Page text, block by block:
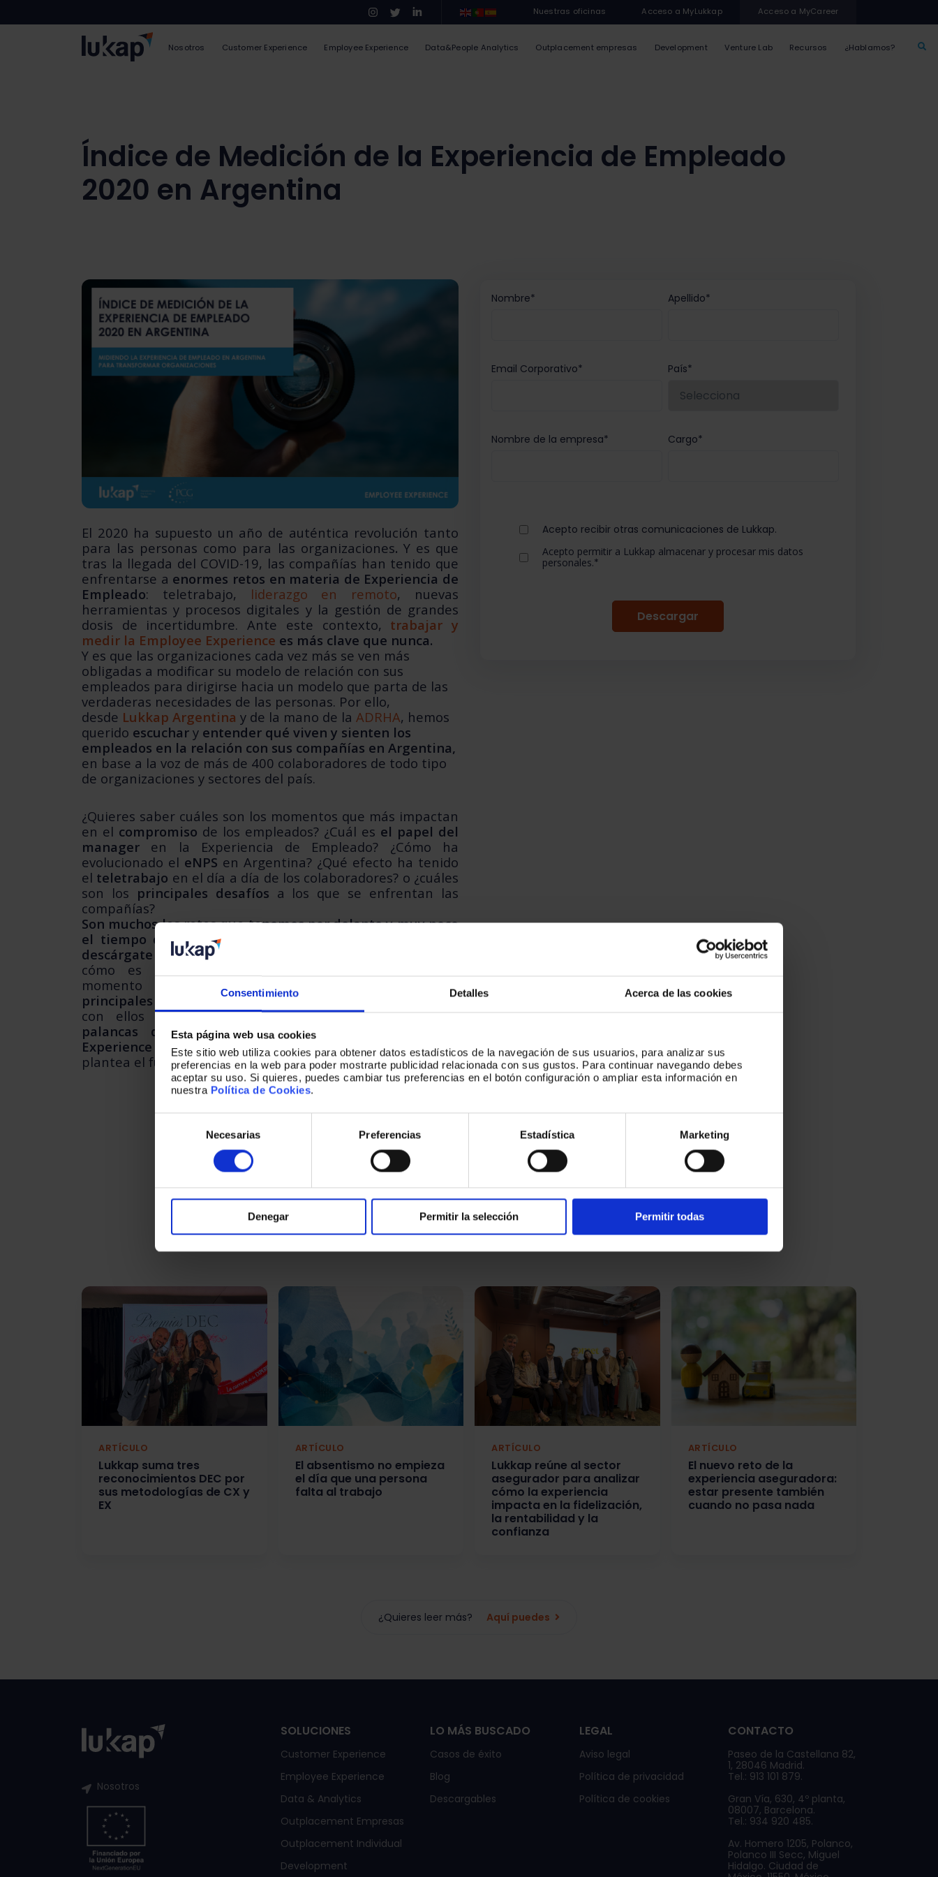
Consentimiento Detalles Acerca de las cookies
Esta página web usa cookies
Este sitio web utiliza cookies para obtener datos estadísticos de la navegación de sus usuarios, para analizar sus
preferencias en la web para poder mostrarte publicidad relacionada con sus gustos. Para continuar navegando debes
aceptar su uso. Si quieres, puedes cambiar tus preferencias en el botón configuración o ampliar esta información en
nuestra Política de Cookies.
Necesarias Preferencias Estadística Marketing
Denegar Permitir la selección Permitir todas
Nuestras oficinas Acceso a MyLukkap Acceso a MyCareer
Nosotros Customer Experience Employee Experience Data&People Analytics Outplacement empresas Development Venture Lab Recursos ¿Hablamos?
Índice de Medición de la Experiencia de Empleado
2020 en Argentina
El 2020 ha supuesto un año de auténtica revolución tanto
para las personas como para las organizaciones. Y es que
tras la llegada del COVID-19, las compañías han tenido que
enfrentarse a enormes retos en materia de Experiencia de
Empleado: teletrabajo, liderazgo en remoto, nuevas
herramientas y procesos digitales y la gestión de grandes
dosis de incertidumbre. Ante este contexto, trabajar y
medir la Employee Experience es más clave que nunca.
Y es que las organizaciones cada vez más se ven más
obligadas a modificar su modelo de relación con sus
empleados para dirigirse hacia un modelo que parta de las
verdaderas necesidades de las personas. Por ello,
desde Lukkap Argentina y de la mano de la ADRHA, hemos
querido escuchar y entender qué viven y sienten los
empleados en la relación con sus compañías en Argentina,
en base a la voz de más de 400 colaboradores de todo tipo
de organizaciones y sectores del país.
¿Quieres saber cuáles son los momentos que más impactan
en el compromiso de los empleados? ¿Cuál es el papel del
manager en la Experiencia de Empleado? ¿Cómo ha
evolucionado el eNPS en Argentina? ¿Qué efecto ha tenido
el teletrabajo en el día a día de los colaboradores? o ¿cuáles
son los principales desafíos a los que se enfrentan las
compañías?
Son muchos los retos que tenemos por delante y muy poco
el tiempo que perder a la hora de abordarlos.
descárgate el IMEX Empleado 2020
cómo es la Experiencia de Empleado en Argentina,
momento a momento; obtener la
evolución de los
principales indicadoresy los hechos que más correlacionan
con ellos -satisfacción, eNPS, rotación-; conseguir las
palancas que te ayudarán a mejorar la Employee
Experience en tu compañía y a afrontar los retos que nos
plantea el futuro más inmediato.
Nombre* Apellido*
Email Corporativo* País*
Nombre de la empresa* Cargo*
Acepto recibir otras comunicaciones de Lukkap.
Acepto permitir a Lukkap almacenar y procesar mis datos
personales.*
Nuestros últimos artículos
Una colección de historias escritas por nuestros equipos,
sobre nuestras capacidades, nuestro día a día y nuestra
pasión.
ARTÍCULO
Lukkap suma tres
reconocimientos DEC por
sus metodologías de CX y
EX
ARTÍCULO
El absentismo no empieza
el día que una persona
falta al trabajo
ARTÍCULO
Lukkap reúne al sector
asegurador para analizar
cómo la experiencia
impacta en la fidelización,
la rentabilidad y la
confianza
ARTÍCULO
El nuevo reto de la
experiencia aseguradora:
estar presente también
cuando no pasa nada
¿Quieres leer más? Aquí puedes
Nosotros
SOLUCIONES
Customer Experience
Employee Experience
Data & Analytics
Outplacement Empresas
Outplacement Individual
Development
LO MÁS BUSCADO
Casos de éxito
Blog
Descargables
LEGAL
Aviso legal
Política de privacidad
Política de cookies
CONTACTO
Paseo de la Castellana 82,
1, 28046 Madrid.
Tel.: 913 101 879.
Gran Vía, 630, 4º planta,
08007, Barcelona.
Tel.: 934 920 485.
Av. Homero 1205, Polanco,
Polanco III Secc, Miguel
Hidalgo. Ciudad de